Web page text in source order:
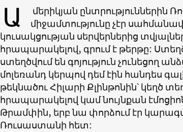
Ա
մերիկյան ընտրություններին
միջամտությունը չէր
կուսակցության սերվերներից
հրապարակելով, գրում է թերթը:
ստեղծվում են գոյություն չունեցող
մոլեռանդ կերպով դեմ էին հանդես
թեկնածու Հիլարի Քլինթոնին՝ կեղծ
հրապարակելով կամ նույնքան
Թրամփին, երբ նա փորձում էր
Ռուսաստանի հետ: